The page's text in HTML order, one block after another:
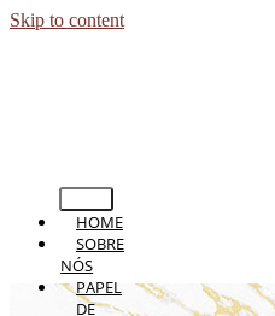
Skip to content
HOME
SOBRE
NÓS
PAPEL
DE